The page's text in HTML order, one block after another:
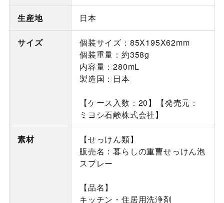
生産地 日本
サイズ
個装サイズ：85X195X62mm
個装重量：約358g
内容量：280mL
製造国：日本
【ケース入数：20】【発売元：
ミヨシ石鹸株式会社】
素材
【せっけん類】
販売名：暮らしの重曹せっけん泡
スプレー
【品名】
キッチン・住居用洗浄剤